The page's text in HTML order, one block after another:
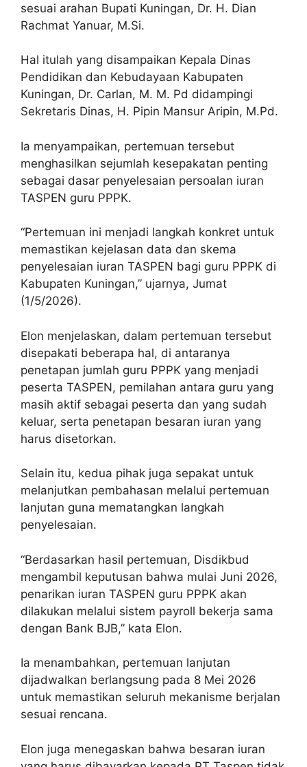
sesuai arahan Bupati Kuningan, Dr. H. Dian
Rachmat Yanuar, M.Si.
Hal itulah yang disampaikan Kepala Dinas
Pendidikan dan Kebudayaan Kabupaten
Kuningan, Dr. Carlan, M. M. Pd didampingi
Sekretaris Dinas, H. Pipin Mansur Aripin, M.Pd.
Ia menyampaikan, pertemuan tersebut
menghasilkan sejumlah kesepakatan penting
sebagai dasar penyelesaian persoalan iuran
TASPEN guru PPPK.
“Pertemuan ini menjadi langkah konkret untuk
memastikan kejelasan data dan skema
penyelesaian iuran TASPEN bagi guru PPPK di
Kabupaten Kuningan,” ujarnya, Jumat
(1/5/2026).
Elon menjelaskan, dalam pertemuan tersebut
disepakati beberapa hal, di antaranya
penetapan jumlah guru PPPK yang menjadi
peserta TASPEN, pemilahan antara guru yang
masih aktif sebagai peserta dan yang sudah
keluar, serta penetapan besaran iuran yang
harus disetorkan.
Selain itu, kedua pihak juga sepakat untuk
melanjutkan pembahasan melalui pertemuan
lanjutan guna mematangkan langkah
penyelesaian.
“Berdasarkan hasil pertemuan, Disdikbud
mengambil keputusan bahwa mulai Juni 2026,
penarikan iuran TASPEN guru PPPK akan
dilakukan melalui sistem payroll bekerja sama
dengan Bank BJB,” kata Elon.
Ia menambahkan, pertemuan lanjutan
dijadwalkan berlangsung pada 8 Mei 2026
untuk memastikan seluruh mekanisme berjalan
sesuai rencana.
Elon juga menegaskan bahwa besaran iuran